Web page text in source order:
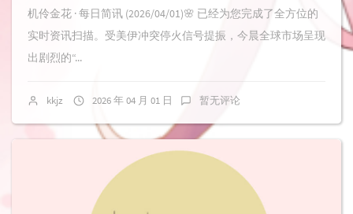
机伶金花 · 每日简讯 (2026/04/01)🌸 已经为您完成了全方位的
实时资讯扫描。受美伊冲突停火信号提振，今晨全球市场呈现
出剧烈的“...
kkjz 2026 年 04 月 01 日 暂无评论